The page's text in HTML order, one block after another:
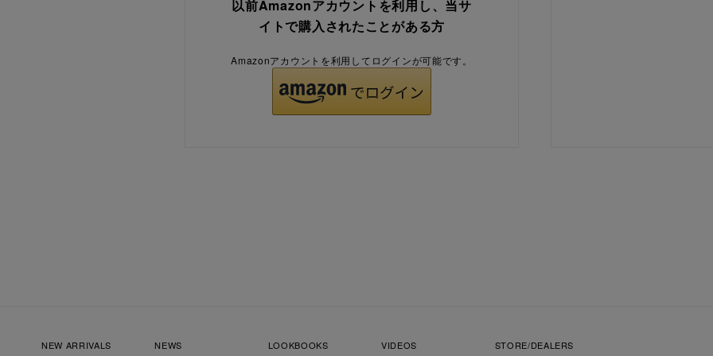
以前Amazonアカウントを利用し、当サ
イトで購入されたことがある方
Amazonアカウントを利用してログインが可能です。
NEW ARRIVALS NEWS LOOKBOOKS VIDEOS STORE/DEALERS